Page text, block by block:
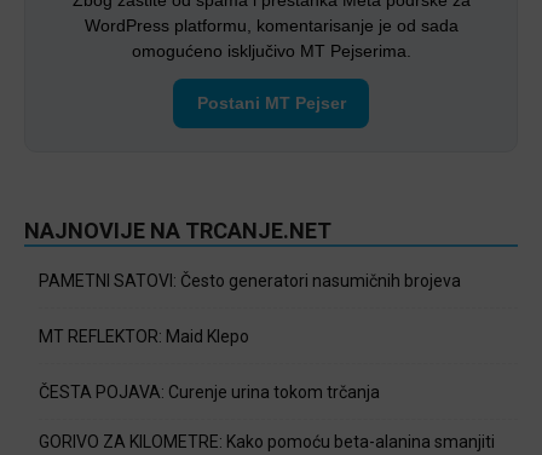
WordPress platformu, komentarisanje je od sada
omogućeno isključivo MT Pejserima.
Postani MT Pejser
NAJNOVIJE NA TRCANJE.NET
PAMETNI SATOVI: Često generatori nasumičnih brojeva
MT REFLEKTOR: Maid Klepo
ČESTA POJAVA: Curenje urina tokom trčanja
GORIVO ZA KILOMETRE: Kako pomoću beta-alanina smanjiti